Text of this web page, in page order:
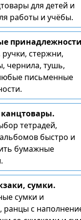
для детей и
работы и учёбы.
стержни,
чернила, тушь,
письменные
тетрадей,
быстро и
бумажные
сумки.
сумки и
ранцы с